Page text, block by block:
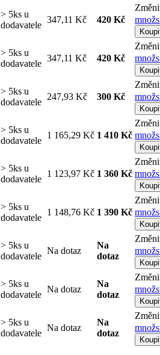
> 5ks u
dodavatele
347,11 Kč 420 Kč
> 5ks u
dodavatele
347,11 Kč 420 Kč
> 5ks u
dodavatele
247,93 Kč 300 Kč
> 5ks u
dodavatele
1 165,29 Kč 1 410 Kč
> 5ks u
dodavatele
1 123,97 Kč 1 360 Kč
> 5ks u
dodavatele
1 148,76 Kč 1 390 Kč
> 5ks u
dodavatele
Na dotaz
Na
dotaz
> 5ks u
dodavatele
Na dotaz
Na
dotaz
> 5ks u
dodavatele
Na dotaz
Na
dotaz